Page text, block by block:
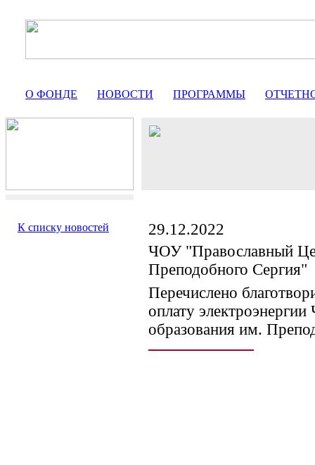
О ФОНДЕ НОВОСТИ ПРОГРАММЫ
К списку новостей
29.12.2022
ЧОУ "Православный
Преподобного Сергия"
Перечислено
оплату
образования им.